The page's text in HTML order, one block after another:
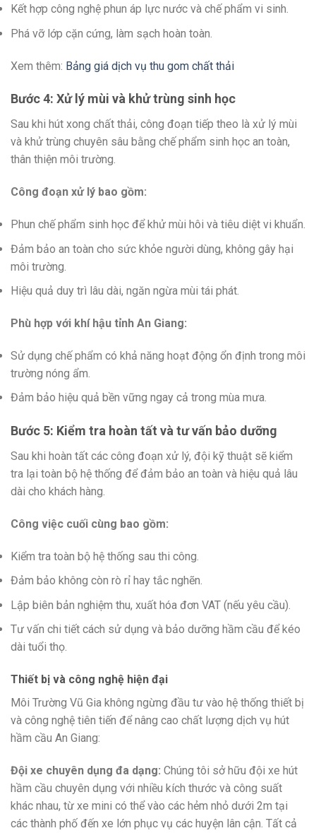
Kết hợp công nghệ phun áp lực nước và chế phẩm vi sinh.
Phá vỡ lớp cặn cứng, làm sạch hoàn toàn.
Xem thêm: Bảng giá dịch vụ thu gom chất thải
Bước 4: Xử lý mùi và khử trùng sinh học
Sau khi hút xong chất thải, công đoạn tiếp theo là xử lý mùi
và khử trùng chuyên sâu bằng chế phẩm sinh học an toàn,
thân thiện môi trường.
Công đoạn xử lý bao gồm:
Phun chế phẩm sinh học để khử mùi hôi và tiêu diệt vi khuẩn.
Đảm bảo an toàn cho sức khỏe người dùng, không gây hại
môi trường.
Hiệu quả duy trì lâu dài, ngăn ngừa mùi tái phát.
Phù hợp với khí hậu tỉnh An Giang:
Sử dụng chế phẩm có khả năng hoạt động ổn định trong môi
trường nóng ẩm.
Đảm bảo hiệu quả bền vững ngay cả trong mùa mưa.
Bước 5: Kiểm tra hoàn tất và tư vấn bảo dưỡng
Sau khi hoàn tất các công đoạn xử lý, đội kỹ thuật sẽ kiểm
tra lại toàn bộ hệ thống để đảm bảo an toàn và hiệu quả lâu
dài cho khách hàng.
Công việc cuối cùng bao gồm:
Kiểm tra toàn bộ hệ thống sau thi công.
Đảm bảo không còn rò rỉ hay tắc nghẽn.
Lập biên bản nghiệm thu, xuất hóa đơn VAT (nếu yêu cầu).
Tư vấn chi tiết cách sử dụng và bảo dưỡng hầm cầu để kéo
dài tuổi thọ.
Thiết bị và công nghệ hiện đại
Môi Trường Vũ Gia không ngừng đầu tư vào hệ thống thiết bị
và công nghệ tiên tiến để nâng cao chất lượng dịch vụ hút
hầm cầu An Giang:
Đội xe chuyên dụng đa dạng: Chúng tôi sở hữu đội xe hút
hầm cầu chuyên dụng với nhiều kích thước và công suất
khác nhau, từ xe mini có thể vào các hẻm nhỏ dưới 2m tại
các thành phố đến xe lớn phục vụ các huyện lân cận. Tất cả